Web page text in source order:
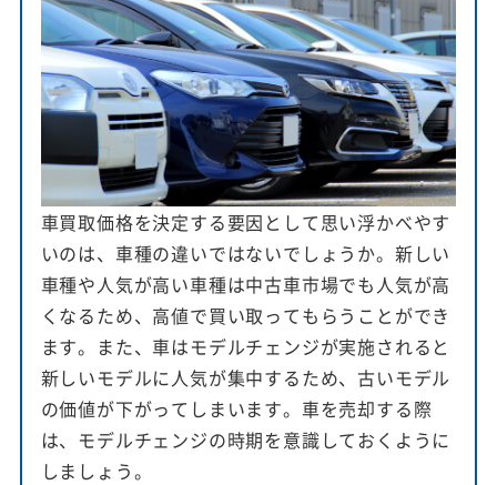
車買取価格を決定する要因として思い浮かべやす
いのは、車種の違いではないでしょうか。新しい
車種や人気が高い車種は中古車市場でも人気が高
くなるため、高値で買い取ってもらうことができ
ます。また、車はモデルチェンジが実施されると
新しいモデルに人気が集中するため、古いモデル
の価値が下がってしまいます。車を売却する際
は、モデルチェンジの時期を意識しておくように
しましょう。